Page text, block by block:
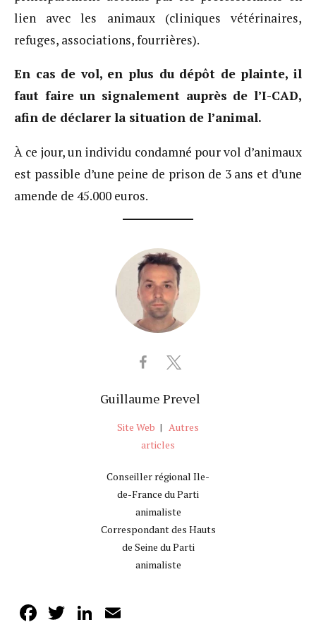
lien avec les animaux (cliniques vétérinaires,
refuges, associations, fourrières).
En cas de vol, en plus du dépôt de plainte, il
faut faire un signalement auprès de l’I-CAD,
afin de déclarer la situation de l’animal.
À ce jour, un individu condamné pour vol d’animaux
est passible d’une peine de prison de 3 ans et d’une
amende de 45.000 euros.
Guillaume Prevel
Site Web | Autres
articles
Conseiller régional Ile-
de-France du Parti
animaliste
Correspondant des Hauts
de Seine du Parti
animaliste
Facebook
TwitterLinkedIn